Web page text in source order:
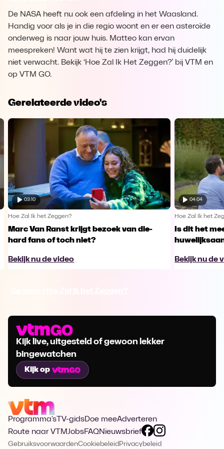
De NASA heeft nu ook een afdeling in het Waasland.
Handig voor als je in die regio woont en er een asteroïde
onderweg is naar jouw huis. Matteo kan ervan
meespreken! Want wat hij te zien krijgt, had hij duidelijk
niet verwacht. Bekijk ‘Hoe Zal Ik Het Zeggen?’ bij VTM en
op VTM GO.
Gerelateerde video's
03:10
Hoe Zal Ik het Zeggen?
Marc Van Ranst krijgt bezoek van die-
hard fans of toch niet?
Bekijk nu de video
04:04
Hoe Zal Ik het
Is dit het
Bekijk nu de
Kijk live, uitgesteld of gewoon lekker
bingewatchen
Kijk op
Programma's TV-gidsDoe meeAdverteren
Route naar VTMJobsFAQNieuwsbrief
GebruiksvoorwaardenCookiebeleid Privacybeleid